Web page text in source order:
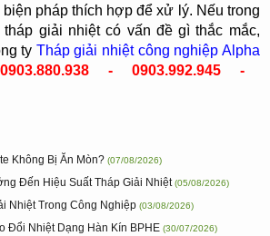
pháp thích hợp để xử lý. Nếu trong
giải nhiệt có vấn đề gì thắc mắc,
ty Tháp giải nhiệt công nghiệp Alpha
- 0903.992.945 -
Không Bị Ăn Mòn?(07/08/2026)
Đến Hiệu Suất Tháp Giải Nhiệt(05/08/2026)
Nhiệt Trong Công Nghiệp(03/08/2026)
Đổi Nhiệt Dạng Hàn Kín BPHE(30/07/2026)